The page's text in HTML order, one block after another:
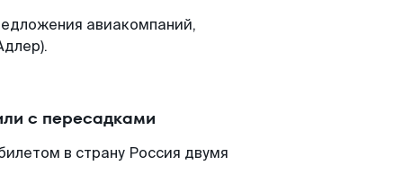
авиакомпаний,
с пересадками
в страну Россия двумя